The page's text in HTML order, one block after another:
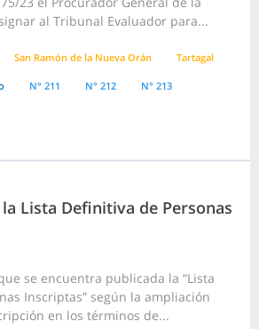
al Tribunal Evaluador para...
San Ramón de la Nueva Orán Tartagal
N° 211 N° 212 N° 213
Lista Definitiva de Personas
se encuentra publicada la “Lista
Inscriptas” según la ampliación
en los términos de...